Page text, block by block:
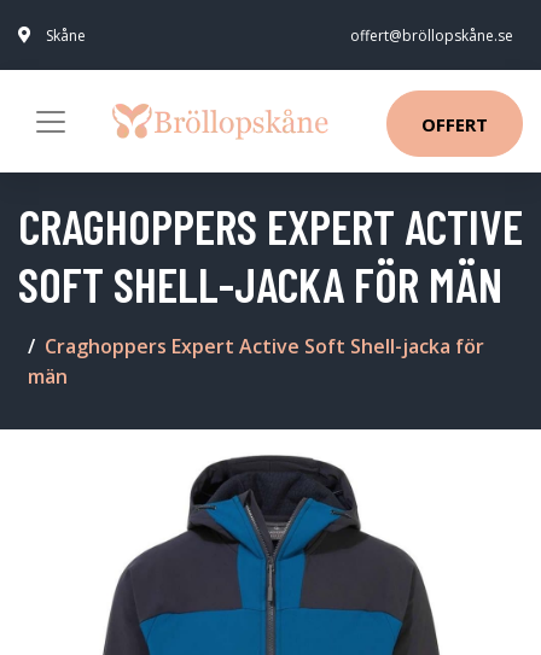
Skåne offert@bröllopskåne.se
OFFERT
CRAGHOPPERS EXPERT ACTIVE
SOFT SHELL-JACKA FÖR MÄN
Craghoppers Expert Active Soft Shell-jacka för
män